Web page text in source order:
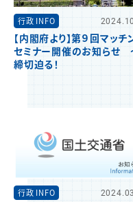
行政 INFO
【内閣府より】第９回マッチ
セミナー開催のお知らせ
締切迫る！
行政 INFO